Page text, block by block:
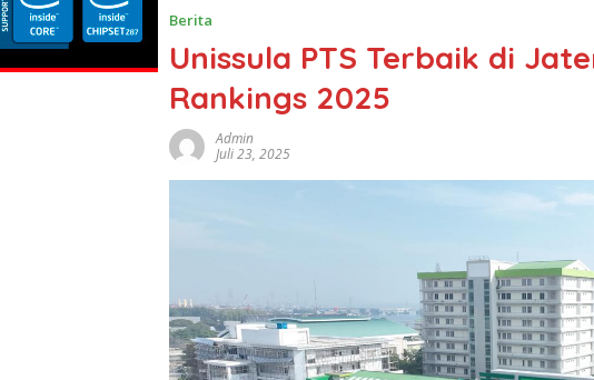
Berita
Unissula PTS Terbaik di
Rankings 2025
Admin
Juli 23, 2025